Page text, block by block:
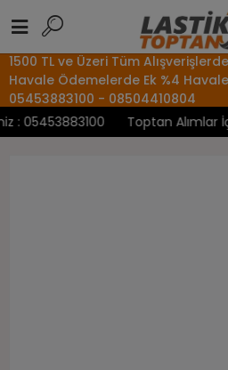
1500 TL ve Üzeri Tüm
Havale Ödemelerde Ek %4
05453883100 - 08504410804
05453883100
Toptan Alımlar